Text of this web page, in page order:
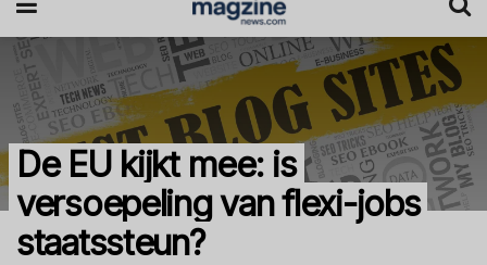
De EU kijkt mee: is
versoepeling van flexi-jobs
staatssteun?